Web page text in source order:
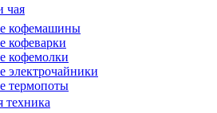
чая
кофемашины
кофеварки
кофемолки
электрочайники
термопоты
техника